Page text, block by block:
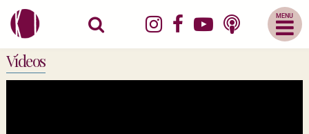
Abrir
Menu
Mobile
Vídeos